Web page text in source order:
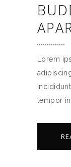
Lorem
tempor